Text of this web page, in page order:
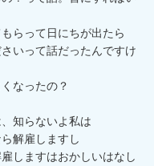
らって日にちが出たら
いって話だったんですけ
なったの？
知らないよ私は
解雇しますし
しますはおかしいはなし